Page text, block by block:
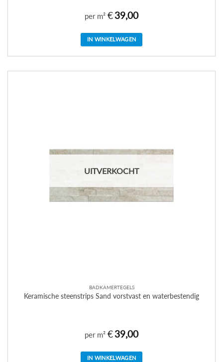
per m² €39,00
IN WINKELWAGEN
UITVERKOCHT
BADKAMERTEGELS
Keramische steenstrips Sand vorstvast en waterbestendig
per m² €39,00
IN WINKELWAGEN